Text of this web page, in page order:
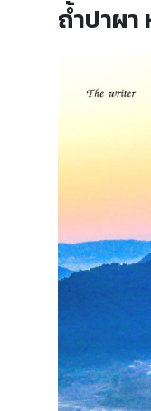
ถ้ำปาผา